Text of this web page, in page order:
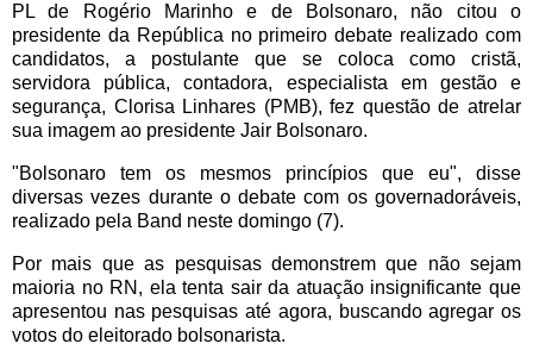
PL de Rogério Marinho e de Bolsonaro, não citou o
presidente da República no primeiro debate realizado com
candidatos, a postulante que se coloca como cristã,
servidora pública, contadora, especialista em gestão e
segurança, Clorisa Linhares (PMB), fez questão de atrelar
sua imagem ao presidente Jair Bolsonaro.
"Bolsonaro tem os mesmos princípios que eu", disse
diversas vezes durante o debate com os governadoráveis,
realizado pela Band neste domingo (7).
Por mais que as pesquisas demonstrem que não sejam
maioria no RN, ela tenta sair da atuação insignificante que
apresentou nas pesquisas até agora, buscando agregar os
votos do eleitorado bolsonarista.